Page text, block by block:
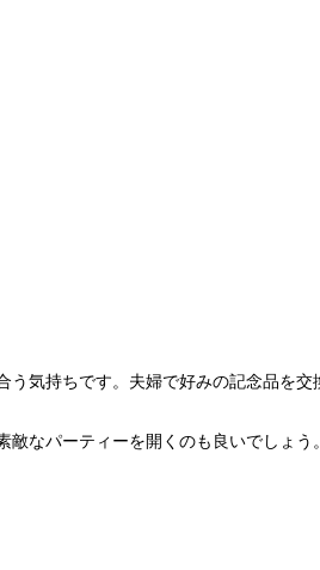
気持ちです。夫婦で好みの記念品を
なパーティーを開くのも良いでしょ